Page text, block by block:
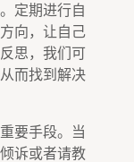
定期进行自
向，让自己
思，我们可
而找到解决
要手段。当
诉或者请教